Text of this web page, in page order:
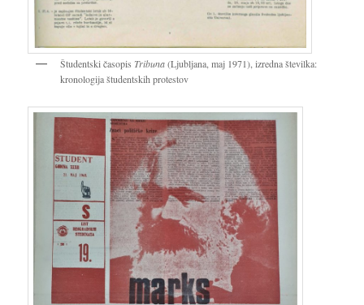
Študentski časopisTribuna(Ljubljana, maj 1971), izredna številka:
kronologija študentskih protestov